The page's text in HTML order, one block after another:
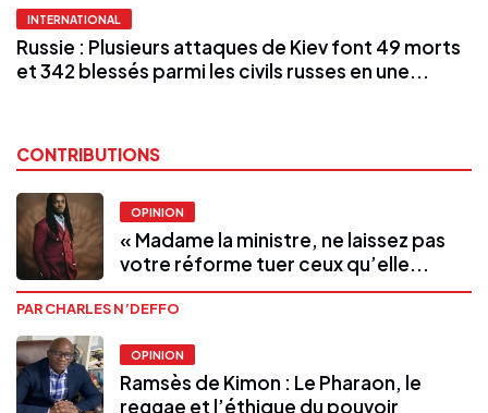
INTERNATIONAL
Russie : Plusieurs attaques de Kiev font 49 morts
et 342 blessés parmi les civils russes en une...
CONTRIBUTIONS
OPINION
« Madame la ministre, ne laissez pas
votre réforme tuer ceux qu’elle...
PAR CHARLES N’DEFFO
OPINION
Ramsès de Kimon : Le Pharaon, le
reggae et l’éthique du pouvoir